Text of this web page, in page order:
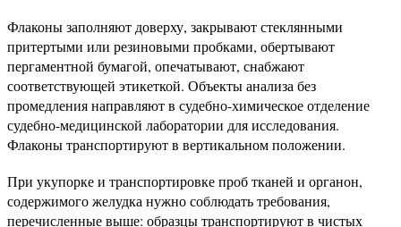
Флаконы заполняют доверху, закрывают стеклянными
притертыми или резиновыми пробками, обертывают
пергаментной бумагой, опечатывают, снабжают
соответствующей этикеткой. Объекты анализа без
промедления направляют в судебно-химическое отделение
судебно-медицинской лаборатории для исследования.
Флаконы транспортируют в вертикальном положении.
При укупорке и транспортировке проб тканей и органон,
содержимого желудка нужно соблюдать требования,
перечисленные выше: образцы транспортируют в чистых